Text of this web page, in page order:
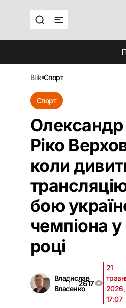
blik спорт
Спорт
Олександр
Ріко
коли
бою
чемпіона
році
Владислав
Власенко
2617
21
2026,
17:07